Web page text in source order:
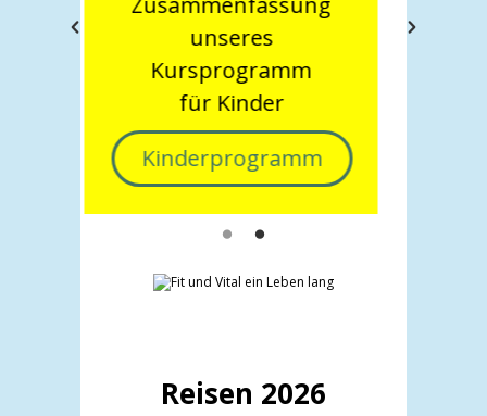
unsere wöchentlich
laufenden Kurse
Kursprogramm
Reisen 2026